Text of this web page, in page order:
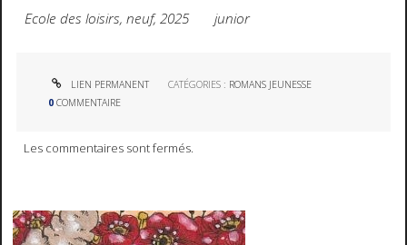
Ecole des loisirs, neuf, 2025 junior
LIEN PERMANENT CATÉGORIES : ROMANS JEUNESSE
0 COMMENTAIRE
Les commentaires sont fermés.